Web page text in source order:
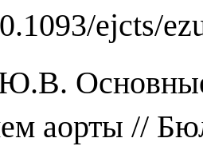
ejcts/
аорты //